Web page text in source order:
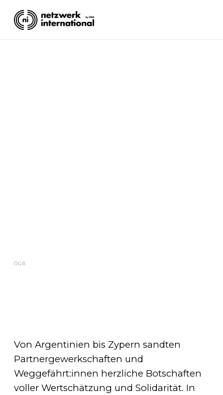
ÖGB
Von Argentinien bis Zypern sandten
Partnergewerkschaften und
Weggefährt:innen herzliche Botschaften
voller Wertschätzung und Solidarität. In